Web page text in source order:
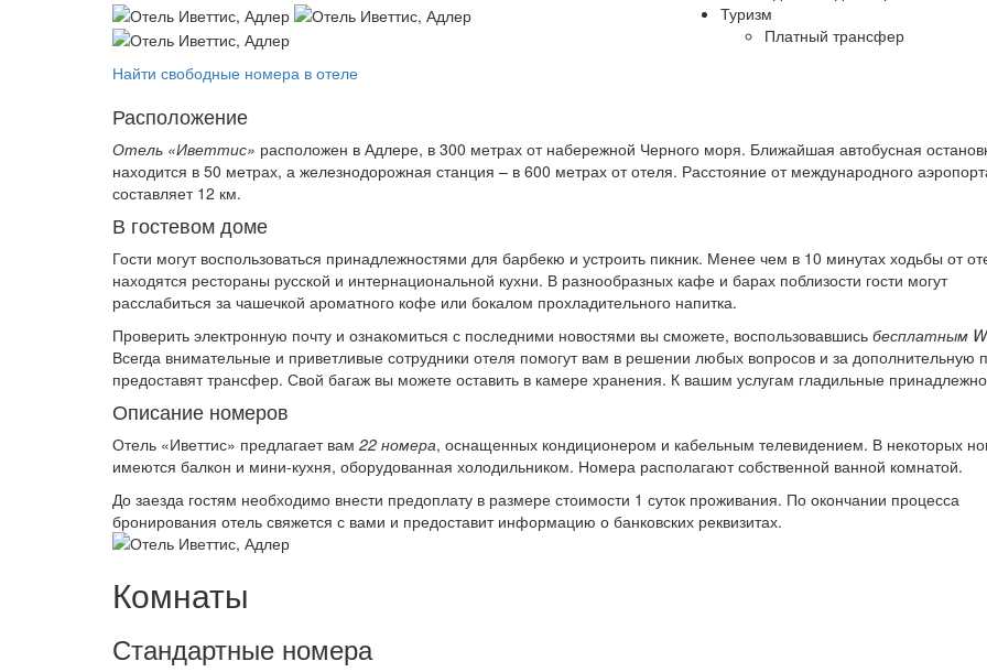
Найти свободные номера в отеле
Туризм
Платный трансфер
Расположение
Отель «Иветтис» расположен в Адлере, в 300 метрах от набережной Черного моря. Ближайшая автобусная
находится в 50 метрах, а железнодорожная станция – в 600 метрах от отеля. Расстояние от международного
составляет 12 км.
В гостевом доме
Гости могут воспользоваться принадлежностями для барбекю и устроить пикник. Менее чем в 10 минутах ходьбы от
находятся рестораны русской и интернациональной кухни. В разнообразных кафе и барах поблизости гости могут
расслабиться за чашечкой ароматного кофе или бокалом прохладительного напитка.
Проверить электронную почту и ознакомиться с последними новостями вы сможете, воспользовавшись бесплатным
Всегда внимательные и приветливые сотрудники отеля помогут вам в решении любых вопросов и за дополнительную
предоставят трансфер. Свой багаж вы можете оставить в камере хранения. К вашим услугам гладильные
Описание номеров
Отель «Иветтис» предлагает вам 22 номера, оснащенных кондиционером и кабельным телевидением. В некоторых
имеются балкон и мини-кухня, оборудованная холодильником. Номера располагают собственной ванной комнатой.
До заезда гостям необходимо внести предоплату в размере стоимости 1 суток проживания. По окончании процесса
бронирования отель свяжется с вами и предоставит информацию о банковских реквизитах.
Комнаты
Стандартные номера